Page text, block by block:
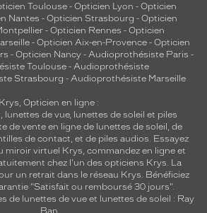
Toulouse- Opticien Lyon - Opticien
Nantes - Opticien Strasbourg - Opticien
- Opticien Rennes - Opticien
- Opticien Aix-en-Provence - Opticien
- Opticien Nancy - Audioprothésiste Paris -
Toulouse- Audioprothésiste
Strasbourg - Audioprothésiste Marseille
Krys, Opticien en ligne :
, lunettes de vue, lunettes de soleil et piles
de vente en ligne de lunettes de soleil, de
de contact, et de piles audios. Essayez
miroir virtuel Krys, commandez en ligne et
chez l'un des opticiens Krys. La
un retrait dans le réseau Krys. Bénéficiez
"Satisfait ou remboursé 30 jours".
de lunettes de vue et lunettes de soleil : Ray
Ban